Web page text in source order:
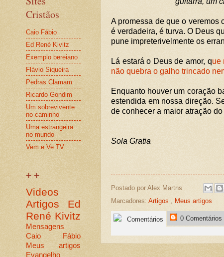
A promessa de que o veremos
é verdadeira, é turva. O Deus
pune impreterivelmente os
Lá estará o Deus de amor, que
não quebra o galho trincado
Enquanto houver um coração
estendida em nossa direção.
de conhecer a maior atração do
Sola Gratia
Postado por Alex Martns
Marcadores: Artigos , Meus artigos
Comentários 0 Comentários
Cristãos
Caio Fábio
Ed René Kivitz
Exemplo bereiano
Flávio Siqueira
Pedras Clamam
Ricardo Gondim
Um sobrevivente
no caminho
Uma estrangeira
no mundo
Vem e Ve TV
+ +
Videos
Artigos Ed
René Kivitz
Mensagens
Caio Fábio
Meus artigos
Evangelho